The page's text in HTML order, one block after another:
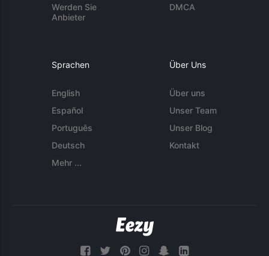
Werden Sie
Anbieter
DMCA
Sprachen
English
Español
Português
Deutsch
Mehr ...
Über Uns
Über uns
Unser Team
Unser Blog
Kontakt